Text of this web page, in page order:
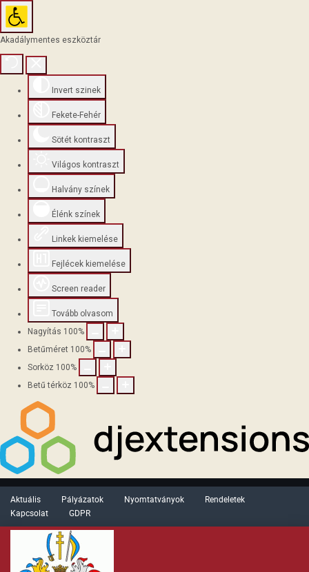
Akadálymentes eszköztár
Invert szinek
Fekete-Fehér
Sötét kontraszt
Világos kontraszt
Halvány színek
Élénk színek
Linkek kiemelése
Fejlécek kiemelése
Screen reader
Tovább olvasom
Nagyítás 100%
Betűméret 100%
Sorköz 100%
Betű térköz 100%
Aktuális Pályázatok Nyomtatványok
Rendeletek
Kapcsolat
GDPR